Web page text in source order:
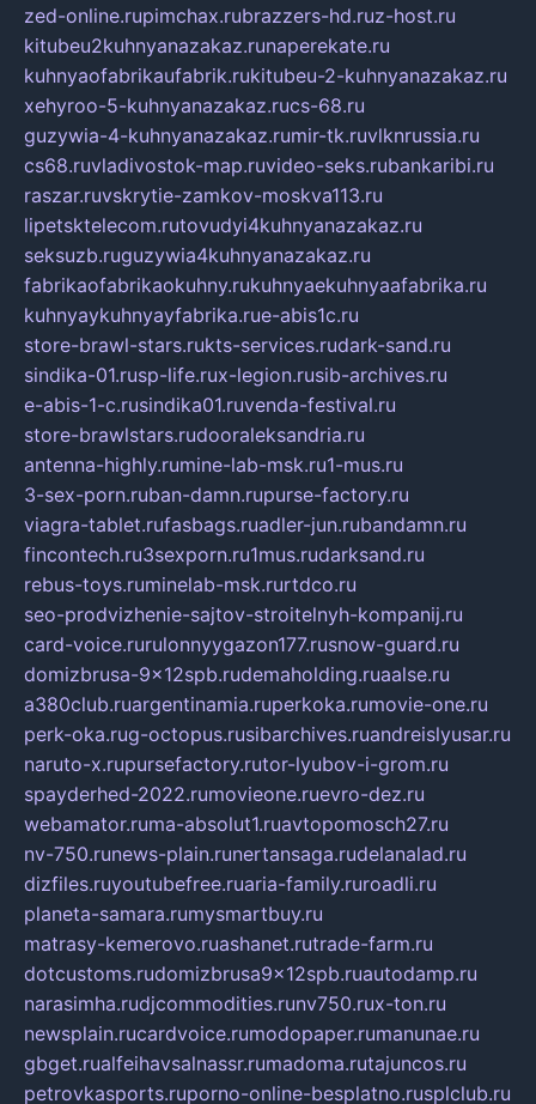
zed-online.rupimchax.rubrazzers-hd.ruz-host.ru
kitubeu2kuhnyanazakaz.runaperekate.ru
kuhnyaofabrikaufabrik.rukitubeu-2-kuhnyanazakaz.ru
xehyroo-5-kuhnyanazakaz.rucs-68.ru
guzywia-4-kuhnyanazakaz.rumir-tk.ruvlknrussia.ru
cs68.ruvladivostok-map.ruvideo-seks.rubankaribi.ru
raszar.ruvskrytie-zamkov-moskva113.ru
lipetsktelecom.rutovudyi4kuhnyanazakaz.ru
seksuzb.ruguzywia4kuhnyanazakaz.ru
fabrikaofabrikaokuhny.rukuhnyaekuhnyaafabrika.ru
kuhnyaykuhnyayfabrika.rue-abis1c.ru
store-brawl-stars.rukts-services.rudark-sand.ru
sindika-01.rusp-life.rux-legion.rusib-archives.ru
e-abis-1-c.rusindika01.ruvenda-festival.ru
store-brawlstars.rudooraleksandria.ru
antenna-highly.rumine-lab-msk.ru1-mus.ru
3-sex-porn.ruban-damn.rupurse-factory.ru
viagra-tablet.rufasbags.ruadler-jun.rubandamn.ru
fincontech.ru3sexporn.ru1mus.rudarksand.ru
rebus-toys.ruminelab-msk.rurtdco.ru
seo-prodvizhenie-sajtov-stroitelnyh-kompanij.ru
card-voice.rurulonnyygazon177.rusnow-guard.ru
domizbrusa-9x12spb.rudemaholding.ruaalse.ru
a380club.ruargentinamia.ruperkoka.rumovie-one.ru
perk-oka.rug-octopus.rusibarchives.ruandreislyusar.ru
naruto-x.rupursefactory.rutor-lyubov-i-grom.ru
spayderhed-2022.rumovieone.ruevro-dez.ru
webamator.ruma-absolut1.ruavtopomosch27.ru
nv-750.runews-plain.runertansaga.rudelanalad.ru
dizfiles.ruyoutubefree.ruaria-family.ruroadli.ru
planeta-samara.rumysmartbuy.ru
matrasy-kemerovo.ruashanet.rutrade-farm.ru
dotcustoms.rudomizbrusa9x12spb.ruautodamp.ru
narasimha.rudjcommodities.runv750.rux-ton.ru
newsplain.rucardvoice.rumodopaper.rumanunae.ru
gbget.rualfeihavsalnassr.rumadoma.rutajuncos.ru
petrovkasports.ruporno-online-besplatno.rusplclub.ru